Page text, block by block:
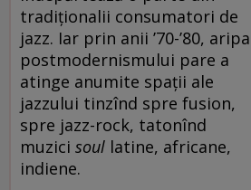
tradiționalii consumatori de
jazz. Iar prin anii ’70-’80, aripa
postmodernismului pare a
atinge anumite spații ale
jazzului tinzînd spre fusion,
spre jazz-rock, tatonînd
muzici soul latine, africane,
indiene.